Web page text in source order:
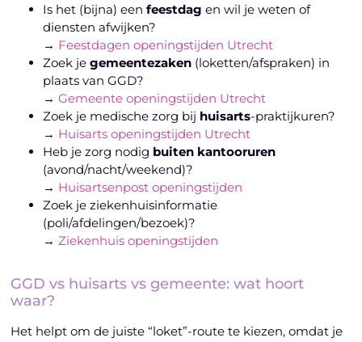
Is het (bijna) eenfeestdag en wil je weten of
diensten afwijken?
→ Feestdagen openingstijden Utrecht
Zoek jegemeentezaken (loketten/afspraken) in
plaats van GGD?
→Gemeente openingstijden Utrecht
Zoek je medische zorg bij huisarts-praktijkuren?
→ Huisarts openingstijden Utrecht
Heb je zorg nodig buiten kantooruren
(avond/nacht/weekend)?
→ Huisartsenpost openingstijden
Zoek je ziekenhuisinformatie
(poli/afdelingen/bezoek)?
→Ziekenhuis openingstijden
GGD vs huisarts vs gemeente: wat hoort
waar?
Het helpt om de juiste “loket”-route te kiezen, omdat je